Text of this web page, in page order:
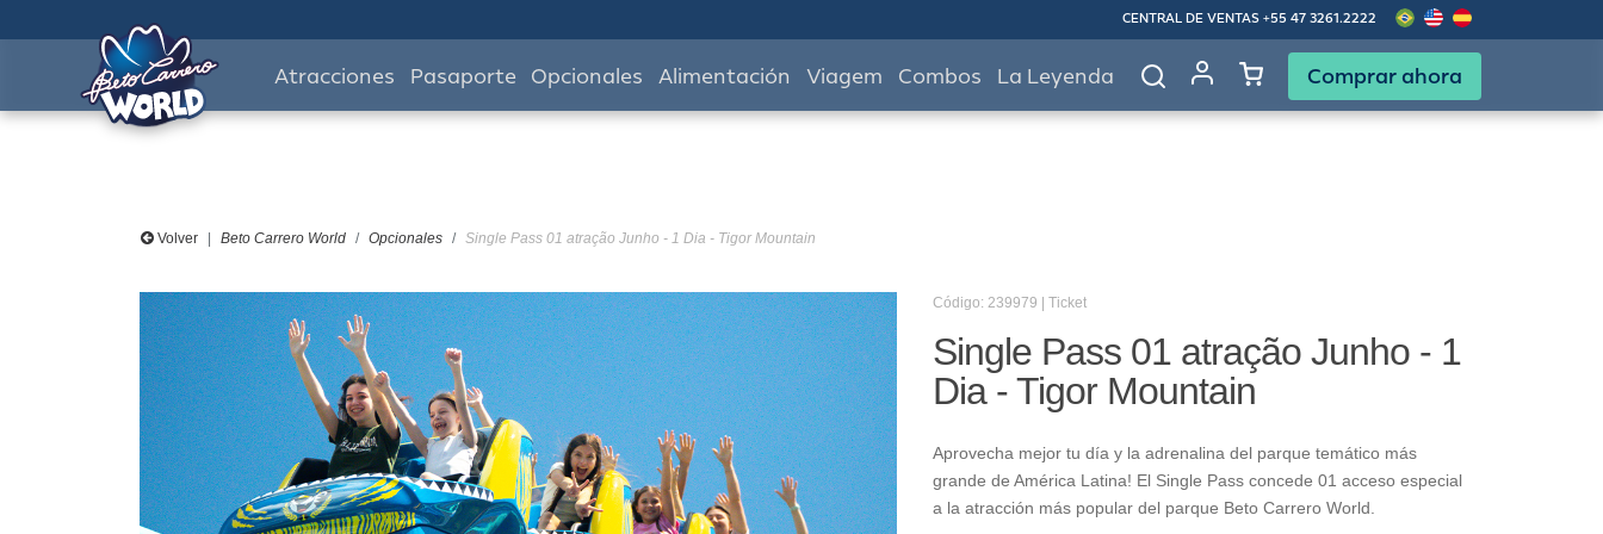
CENTRAL DE VENTAS +55 47 3261.2222
Atracciones Pasaporte Opcionales Alimentación Viagem Combos La Leyenda Comprar ahora
Volver Beto Carrero World Opcionales Single Pass 01 atração Junho - 1 Dia - Tigor Mountain
Código: 239979 | Ticket
Single Pass 01 atração Junho - 1
Dia - Tigor Mountain
Aprovecha mejor tu día y la adrenalina del parque temático más
grande de América Latina! El Single Pass concede 01 acceso especial
a la atracción más popular del parque Beto Carrero World.